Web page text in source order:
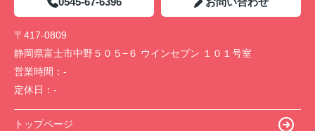
〒417-0809
静岡県富士市中野５０５−６ ウインセブン １０１号室
営業時間： -
定休日： -
トップページ